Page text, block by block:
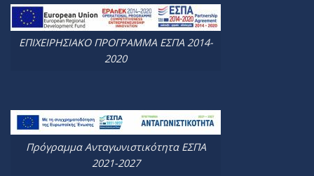
ΕΠΙΧΕΙΡΗΣΙΑΚΟ ΠΡΟΓΡΑΜΜΑ ΕΣΠΑ 2014-
2020
Πρόγραμμα Ανταγωνιστικότητα ΕΣΠΑ
2021-2027